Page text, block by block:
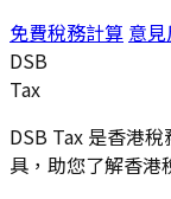
免費稅務計算 意
DSB
Tax
DSB Tax 是香港
具，助您了解香港